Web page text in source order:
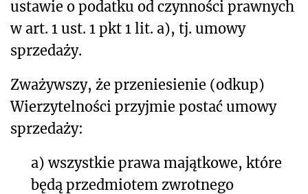
ustawie o podatku od czynności prawnych
w art. 1 ust. 1 pkt 1 lit. a), tj. umowy
sprzedaży.
Zważywszy, że przeniesienie (odkup)
Wierzytelności przyjmie postać umowy
sprzedaży:
a) wszystkie prawa majątkowe, które
będą przedmiotem zwrotnego